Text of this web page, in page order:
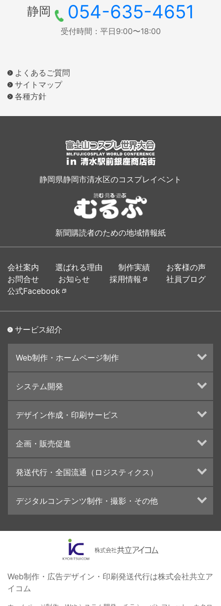
静岡 054-635-4651
受付時間：平日9:00〜18:00
よくあるご質問
サイトマップ
各種方針
静岡県静岡市清水区のコスプレイベント
新聞購読者のための地域情報紙
会社案内 選ばれる理由 制作実績
お客様の声
お問合せ
お知らせ 採用情報
社員ブログ
公式Facebook
サービス紹介
Web制作・ホームページ制作
ランディングページ制作
インターネット広告代行
UI・UXデザイン設計
システム開発
デザイン作成・印刷サービス
カタログデザインの制作・印刷
学校・会社案内パンフレット制作・印刷
高精細印刷（スブリマ印刷）
社内報
名刺
一般印刷 （オンデマンド・オフセット）
ユニバーサル・コミュニケーション・デザイン
企画・販売促進
ブランディング戦略
コンテンツ制作
採用プロモーション
発送代行・全国流通（ロジスティクス）
デジタルコンテンツ制作・撮影・その他
イラスト・キャラクター制作
ロゴデザイン・CI設計
コピー・ライティング
電子ブック制作
自社メディア
Web制作・広告デザイン・印刷発送代行は株式会社共立ア
イコム